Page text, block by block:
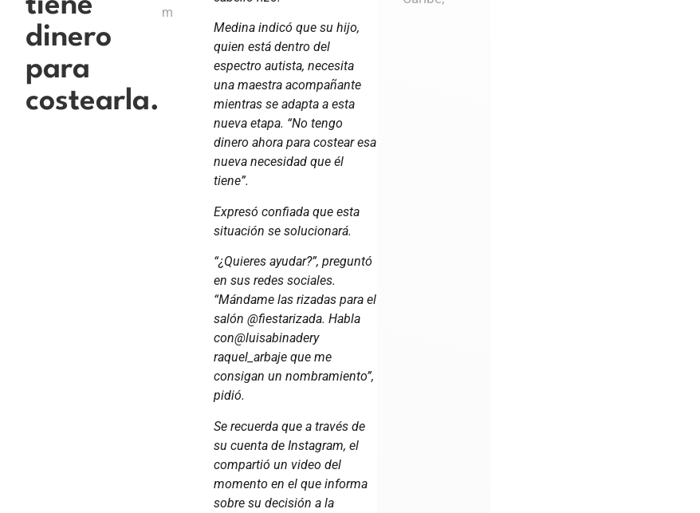
tiene
dinero
para
costearla.
m
Medina indicó que su hijo,
quien está dentro del
espectro autista, necesita
una maestra acompañante
mientras se adapta a esta
nueva etapa. “No tengo
dinero ahora para costear esa
nueva necesidad que él
tiene”.
Expresó confiada que esta
situación se solucionará.
“¿Quieres ayudar?”, preguntó
en sus redes sociales.
“Mándame las rizadas para el
salón @fiestarizada. Habla
con@luisabinadery
raquel_arbaje que me
consigan un nombramiento”,
pidió.
Se recuerda que a través de
su cuenta de Instagram, el
compartió un video del
momento en el que informa
sobre su decisión a la